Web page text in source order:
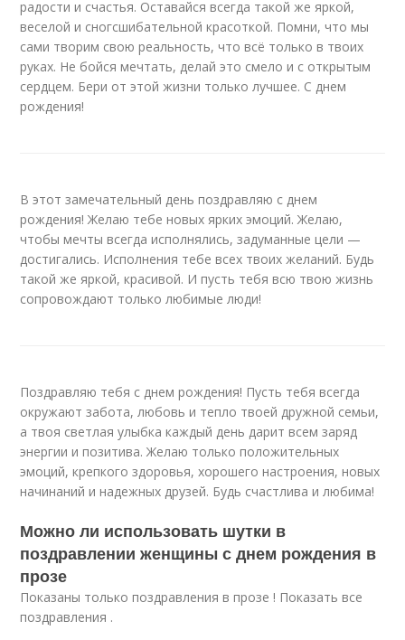
радости и счастья. Оставайся всегда такой же яркой,
веселой и сногсшибательной красоткой. Помни, что мы
сами творим свою реальность, что всё только в твоих
руках. Не бойся мечтать, делай это смело и с открытым
сердцем. Бери от этой жизни только лучшее. С днем
рождения!
В этот замечательный день поздравляю с днем
рождения! Желаю тебе новых ярких эмоций. Желаю,
чтобы мечты всегда исполнялись, задуманные цели —
достигались. Исполнения тебе всех твоих желаний. Будь
такой же яркой, красивой. И пусть тебя всю твою жизнь
сопровождают только любимые люди!
Поздравляю тебя с днем рождения! Пусть тебя всегда
окружают забота, любовь и тепло твоей дружной семьи,
а твоя светлая улыбка каждый день дарит всем заряд
энергии и позитива. Желаю только положительных
эмоций, крепкого здоровья, хорошего настроения, новых
начинаний и надежных друзей. Будь счастлива и любима!
Можно ли использовать шутки в
поздравлении женщины с днем рождения в
прозе
Показаны только поздравления в прозе ! Показать все
поздравления .